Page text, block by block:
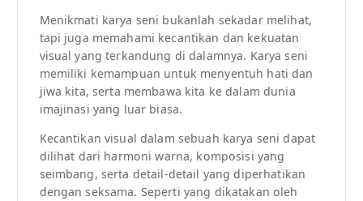
Menikmati karya seni bukanlah sekadar melihat,
tapi juga memahami kecantikan dan kekuatan
visual yang terkandung di dalamnya. Karya seni
memiliki kemampuan untuk menyentuh hati dan
jiwa kita, serta membawa kita ke dalam dunia
imajinasi yang luar biasa.
Kecantikan visual dalam sebuah karya seni dapat
dilihat dari harmoni warna, komposisi yang
seimbang, serta detail-detail yang diperhatikan
dengan seksama. Seperti yang dikatakan oleh